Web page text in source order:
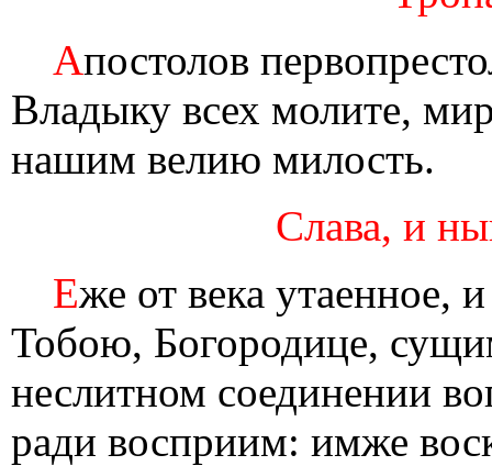
Апостолов
Владыку всех молите,
нашим велию милость.
Слава, и
Еже от века утаенное,
Тобою, Богородице,
неслитном соединении
ради восприим: имже